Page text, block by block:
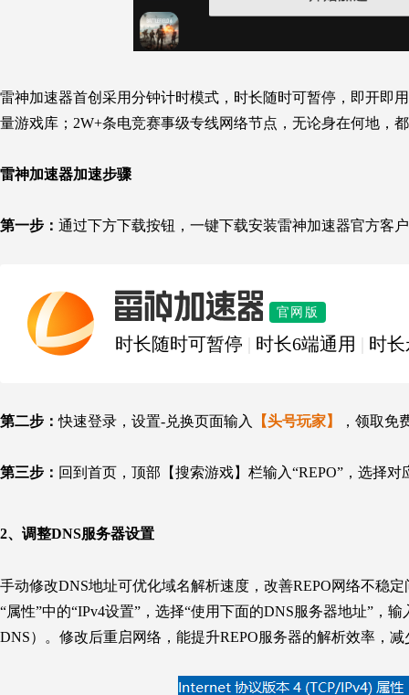
雷神加速器首创采用分钟计时模式，时长随时可暂停，即开即
量游戏库；2W+条电竞赛事级专线网络节点，无论身在何地，
雷神加速器加速步骤
第一步： 通过下方下载按钮，一键下载安装雷神加速器官方客
雷神加速器 官网版
时长随时可暂停 时长6端通用 时
第二步：快速登录，设置-兑换页面输入 【头号玩家】 ，领取免
第三步： 回到首页，顶部【搜索游戏】栏输入“REPO”，选择
2、 调整DNS服务器设置
手动修改DNS地址可优化域名解析速度，改善REPO网络不稳
“属性”中的“IPv4设置”，选择“使用下面的DNS服务器地址”，
DNS）。修改后重启网络，能提升REPO服务器的解析效率，